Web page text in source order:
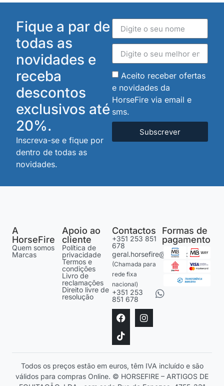
Fique a par de
todas as
novidades e
receba
descontos
exclusivos até
20%.
Inscreva-se e fique por
dentro de todas as
novidades.
Aceito receber ofertas
e novidades da
HorseFire via email e
sms.
Subscrever
A
HorseFire
Quem somos
Marcas
Apoio ao
cliente
Política de
privacidade
Termos e
condições
Livro de
reclamações
Direito livre de
resolução
Contactos
+351 253 851
678
geral.horsefire@gmail.com
(Chamada para
rede fixa
nacional)
+351 253
851 678
Formas de
pagamento
Todos os preços estão em euros, têm IVA incluído e são
válidos para compras Online. © HORSEFIRE – ARTIGOS DE